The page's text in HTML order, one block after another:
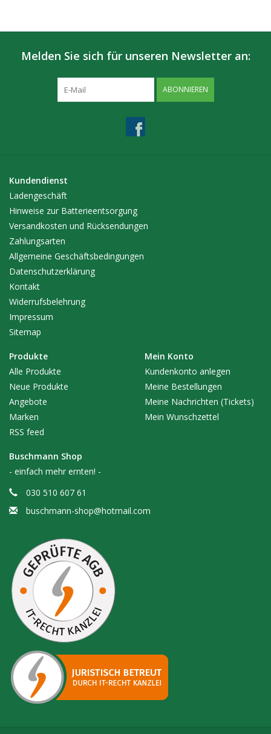
Melden Sie sich für unseren Newsletter an:
ABONNIEREN
Kundendienst
Ladengeschäft
Hinweise zur Batterieentsorgung
Versandkosten und Rücksendungen
Zahlungsarten
Allgemeine Geschäftsbedingungen
Datenschutzerklärung
Kontakt
Widerrufsbelehrung
Impressum
Sitemap
Produkte
Alle Produkte
Neue Produkte
Angebote
Marken
RSS feed
Mein Konto
Kundenkonto anlegen
Meine Bestellungen
Meine Nachrichten (Tickets)
Mein Wunschzettel
Buschmann Shop
- einfach mehr ernten! -
030 510 607 61
buschmann-shop@hotmail.com